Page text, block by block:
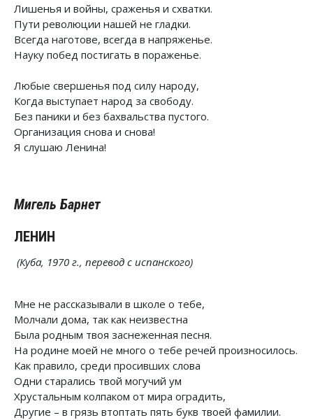
Лишенья и войны, сраженья и схватки.
Пути революции нашей не гладки.
Всегда наготове, всегда в напряженье.
Науку побед постигать в пораженье.
Любые свершенья под силу народу,
Когда выступает народ за свободу.
Без паники и без бахвальства пустого.
Организация снова и снова!
Я слушаю Ленина!
Мигель Барнет
ЛЕНИН
(Куба, 1970 г., перевод с испанского)
Мне не рассказывали в школе о тебе,
Молчали дома, так как неизвестна
Была родным твоя заснеженная песня.
На родине моей не много о тебе речей произносилось.
Как правило, среди просивших слова
Одни старались твой могучий ум
Хрустальным колпаком от мира оградить,
Другие – в грязь втоптать пять букв твоей фамилии.